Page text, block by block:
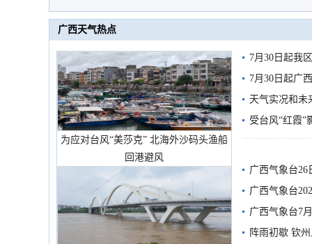
广西天气热点
为应对台风“美莎克” 北海外沙码头渔船
回港避风
7月30日起我
7月30日起广
天气实况和未
受台风“红霞”
有较强降雨
广西气象台26
广西气象台
预警
广西气象台7
阵雨初歇 钦